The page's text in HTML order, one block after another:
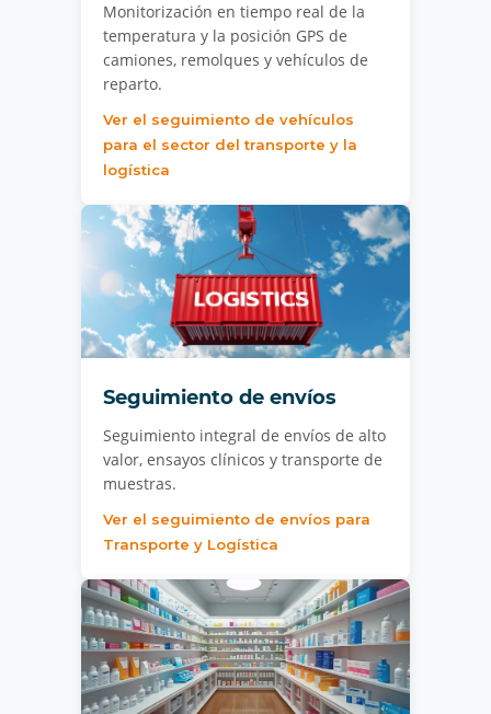
Monitorización en tiempo real de la
temperatura y la posición GPS de
camiones, remolques y vehículos de
reparto.
Ver el seguimiento de vehículos
para el sector del transporte y la
logística
Seguimiento de envíos
Seguimiento integral de envíos de alto
valor, ensayos clínicos y transporte de
muestras.
Ver el seguimiento de envíos para
Transporte y Logística